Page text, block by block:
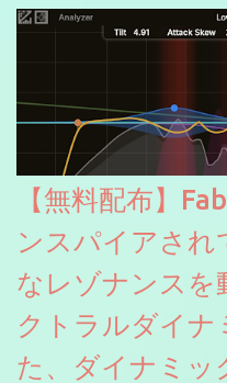
【無料配布】
ンスパイアされ
なレゾナンスを
クトラルダイナ
た、ダイナミッ